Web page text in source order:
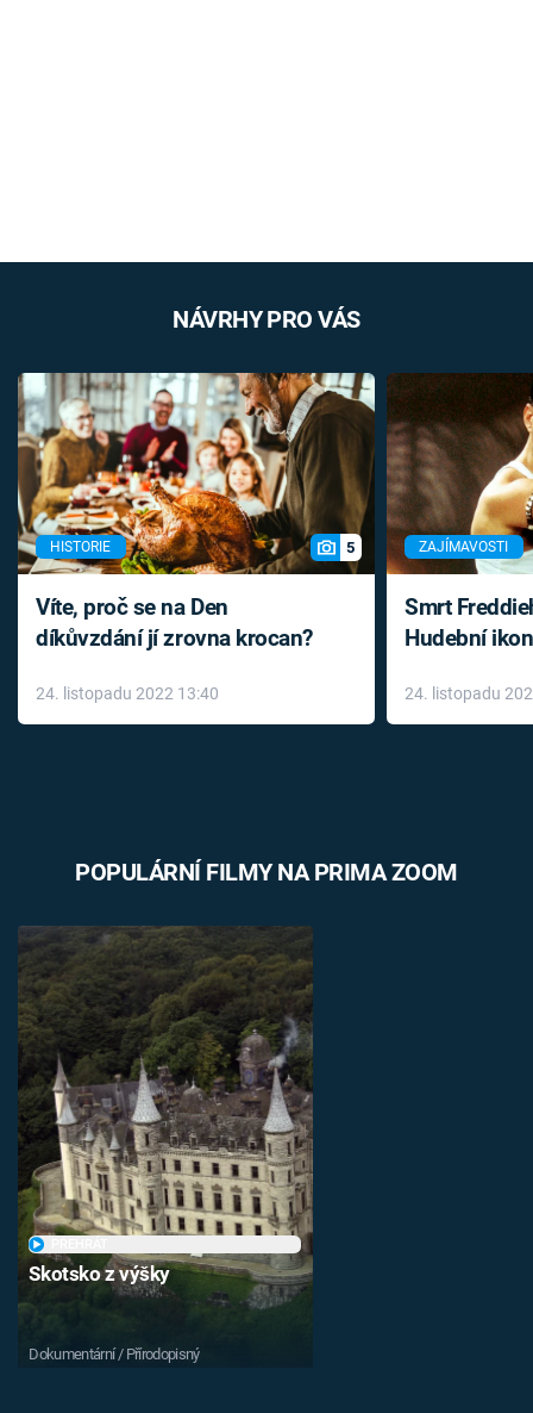
NÁVRHY PRO VÁS
HISTORIE 5
Víte, proč se na Den
díkůvzdání jí zrovna krocan?
24. listopadu 2022 13:40
ZAJÍMAVOSTI
Smrt
Hudební
léky
24. listopadu
POPULÁRNÍ FILMY NA PRIMA ZOOM
Skotsko z výšky
Dokumentární / Přírodopisný